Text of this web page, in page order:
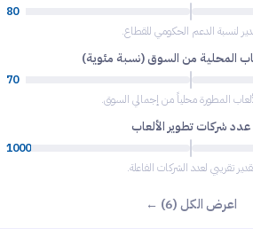
80
لنسبة الدعم الحكومي للقطاع.
المحلية من السوق (نسبة مئوية)
70
المطورة محلياً من إجمالي السوق.
عدد شركات تطوير الألعاب
1000
تقريبي لعدد الشركات الفاعلة.
اعرض الكل (6) ←